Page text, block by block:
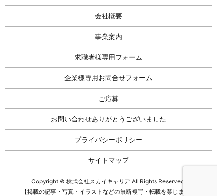
会社概要
事業案内
求職者様専用フォーム
企業様専用お問合せフォーム
ご応募
お問い合わせありがとうございました
プライバシーポリシー
サイトマップ
Copyright © 株式会社スカイキャリア All Rights Reserved.
【掲載の記事・写真・イラストなどの無断複写・転載を禁じます】